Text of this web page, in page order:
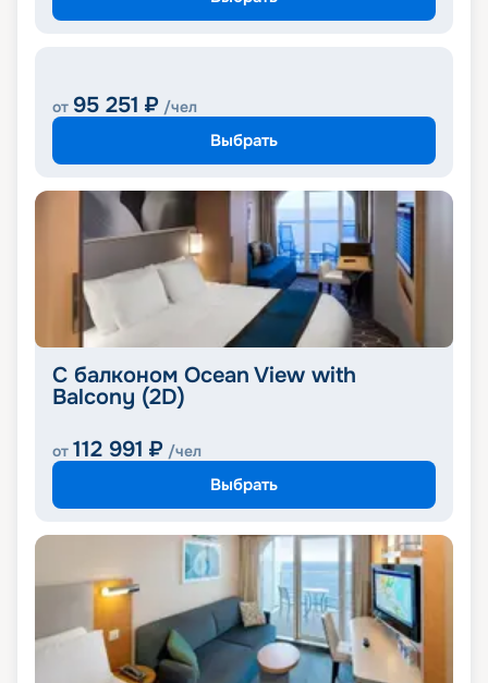
от 95 251 ₽ /чел
Выбрать
С балконом Ocean View with
Balcony (2D)
от 112 991 ₽ /чел
Выбрать